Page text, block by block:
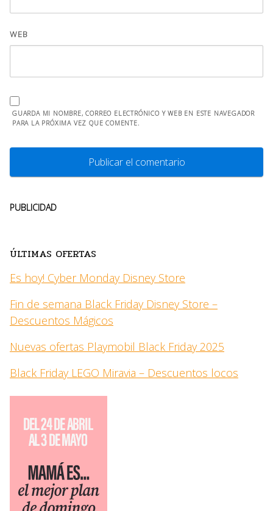
WEB
GUARDA MI NOMBRE, CORREO ELECTRÓNICO Y WEB EN ESTE NAVEGADOR
PARA LA PRÓXIMA VEZ QUE COMENTE.
PUBLICIDAD
ÚLTIMAS OFERTAS
Es hoy! Cyber Monday Disney Store
Fin de semana Black Friday Disney Store –
Descuentos Mágicos
Nuevas ofertas Playmobil Black Friday 2025
Black Friday LEGO Miravia – Descuentos locos